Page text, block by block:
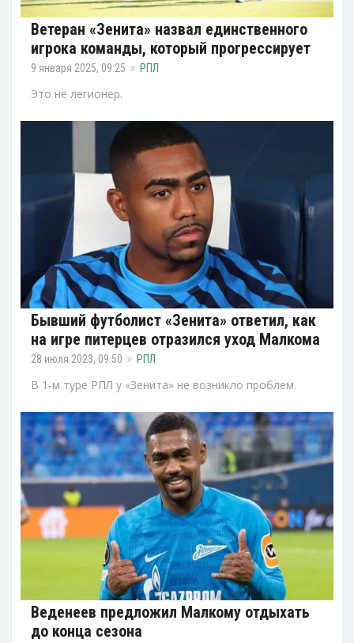
Ветеран «Зенита» назвал единственного
игрока команды, который прогрессирует
9 января 2025, 09:25 РПЛ
Это не легионер.
Бывший футболист «Зенита» ответил, как
на игре питерцев отразился уход Малкома
28 июля 2023, 09:50 РПЛ
В 1-м туре РПЛ у «Зенита» не возникло проблем.
Веденеев предложил Малкому отдыхать
до конца сезона